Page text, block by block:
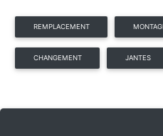
REMPLACEMENT
CHANGEMENT JANTES